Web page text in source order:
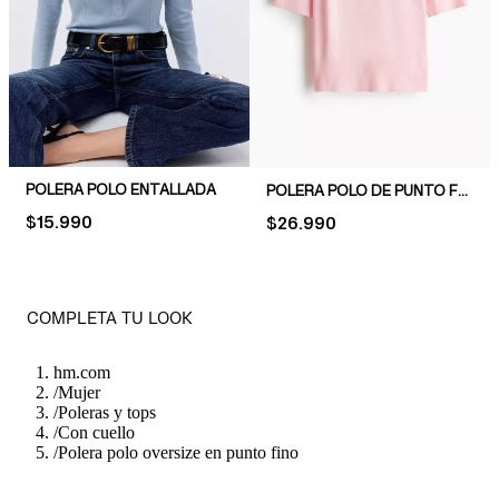
POLERA POLO ENTALLADA
PRICE:
$15.990
POLERA POLO DE PUNTO FINO
PRICE:
$26.990
COMPLETA TU LOOK
hm.com
/Mujer
/Poleras y tops
/Con cuello
/Polera polo oversize en punto fino